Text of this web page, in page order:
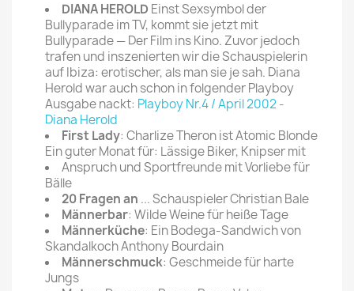
DIANA HEROLD Einst Sexsymbol der
Bullyparade im TV, kommt sie jetzt mit
Bullyparade — Der Film ins Kino. Zuvor jedoch
trafen und inszenierten wir die Schauspielerin
auf Ibiza: erotischer, als man sie je sah. Diana
Herold war auch schon in folgender Playboy
Ausgabe nackt: Playboy Nr.4 / April 2002 -
Diana Herold
First Lady: Charlize Theron ist Atomic Blonde
Ein guter Monat für: Lässige Biker, Knipser mit
Anspruch und Sportfreunde mit Vorliebe für
Bälle
20 Fragen an ... Schauspieler Christian Bale
Männerbar: Wilde Weine für heiße Tage
Männerküche: Ein Bodega-Sandwich von
Skandalkoch Anthony Bourdain
Männerschmuck: Geschmeide für harte
Jungs